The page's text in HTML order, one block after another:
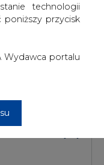
technologii
poniższy przycisk
Wydawca portalu